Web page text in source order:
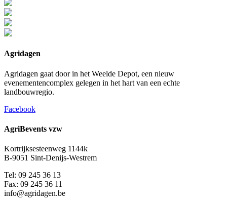
Agridagen
Agridagen gaat door in het Weelde Depot, een nieuw
evenementencomplex gelegen in het hart van een echte
landbouwregio.
Facebook
AgriBevents vzw
Kortrijksesteenweg 1144k
B-9051 Sint-Denijs-Westrem
Tel: 09 245 36 13
Fax: 09 245 36 11
info@agridagen.be